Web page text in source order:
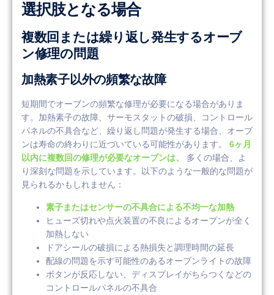
選択肢となる場合
複数回または繰り返し発生するオーブ
ン修理の問題
加熱素子以外の頻繁な故障
短期間でオーブンの頻繁な修理が必要になる場合がありま
す。加熱素子の故障、サーモスタットの破損、コントロール
パネルの不具合など、繰り返し問題が発生する場合、オーブ
ンは寿命の終わりに近づいている可能性があります。 6ヶ月
以内に複数回の修理が必要なオーブンは、
多くの場合、よ
り深刻な問題を示しています。以下のような一般的な問題が
見られるかもしれません：
素子またはセンサーの不具合による不均一な加熱
ヒューズ切れや点火装置の不良によるオーブンが全く
加熱しない
ドアシールの破損による熱損失と調理時間の延長
配線の問題を示す可能性のあるオーブンライトの故障
ボタンが反応しない、ディスプレイがちらつくなどの
コントロールパネルの不具合